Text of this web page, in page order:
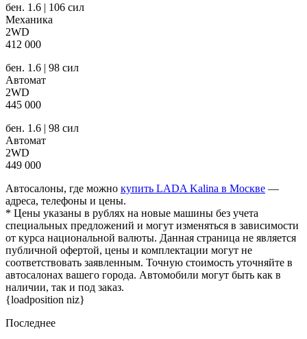
бен. 1.6 | 106 сил
Механика
2WD
412 000
бен. 1.6 | 98 сил
Автомат
2WD
445 000
бен. 1.6 | 98 сил
Автомат
2WD
449 000
Автосалоны, где можно купить LADA Kalina в Москве —
адреса, телефоны и цены.
* Цены указаны в рублях на новые машины без учета
специальных предложений и могут изменяться в зависимости
от курса национальной валюты. Данная страница не является
публичной офертой, цены и комплектации могут не
соответствовать заявленным. Точную стоимость уточняйте в
автосалонах вашего города. Автомобили могут быть как в
наличии, так и под заказ.
{loadposition niz}
Последнее